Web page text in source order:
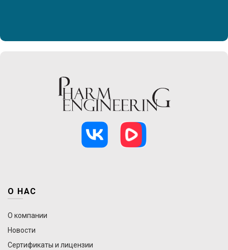
О НАС
О компании
Новости
Сертификаты и лицензии